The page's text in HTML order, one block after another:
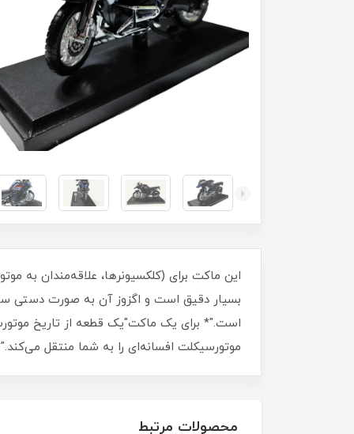
بسیار دقیق است و اگزوز آن به صورت دستی
است."* برای یک ماکت"یک قطعه از تاریخ
موتورسیکلت افسانه‌ای را به شما منتقل
محصولات مرتبط